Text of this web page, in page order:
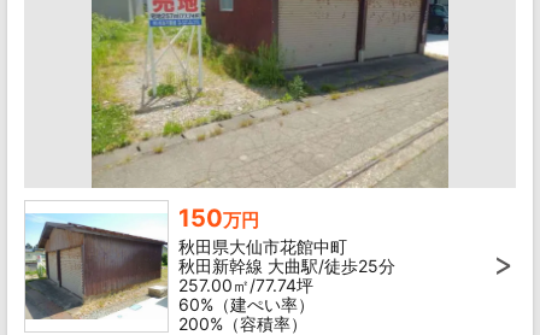
150万円
秋田県大仙市花館中町
秋田新幹線 大曲駅/徒歩25分
257.00㎡/77.74坪
60%（建ぺい率）
200%（容積率）